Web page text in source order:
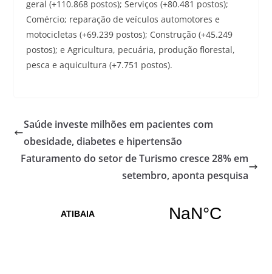
geral (+110.868 postos); Serviços (+80.481 postos);
Comércio; reparação de veículos automotores e
motocicletas (+69.239 postos); Construção (+45.249
postos); e Agricultura, pecuária, produção florestal,
pesca e aquicultura (+7.751 postos).
Saúde investe milhões em pacientes com
obesidade, diabetes e hipertensão
Faturamento do setor de Turismo cresce 28% em
setembro, aponta pesquisa